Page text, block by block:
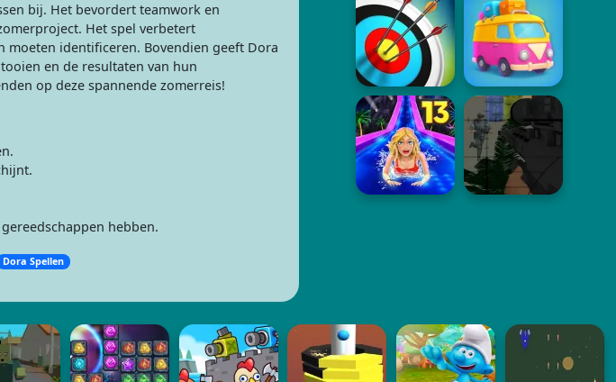
bij. Het bevordert teamwork en
Het spel verbetert
moeten identificeren. Bovendien geeft Dora
en de resultaten van hun
op deze spannende zomerreis!
hebben.
Dora Spellen